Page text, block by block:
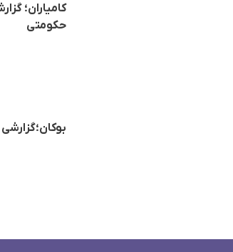
کامیاران؛
حکومتی